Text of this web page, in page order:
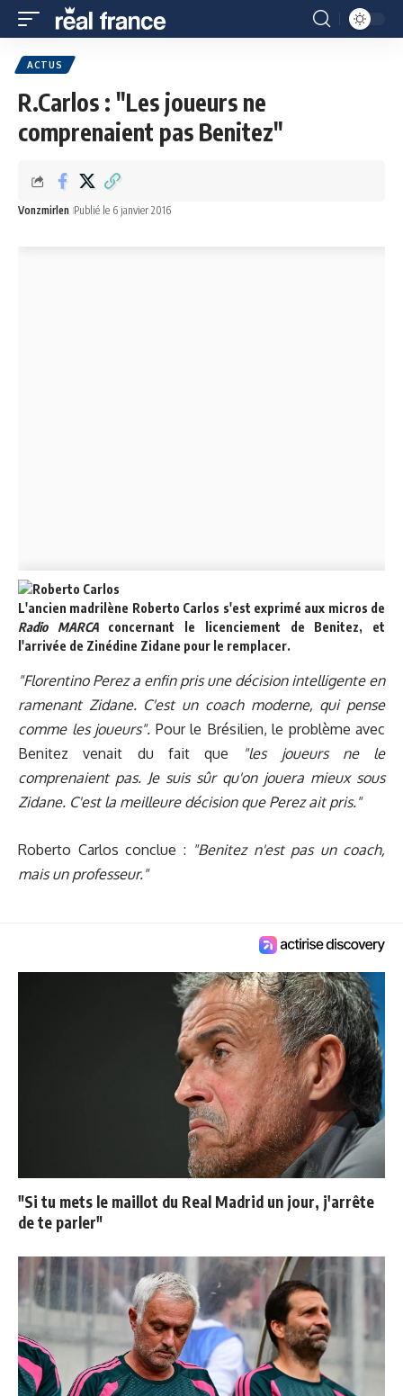
ACTUS
R.Carlos : "Les joueurs ne
comprenaient pas Benitez"
Vonzmirlen Publié le 6 janvier 2016
L'ancien madrilène Roberto Carlos s'est exprimé aux micros de
Radio MARCAconcernant le licenciement de Benitez, et
l'arrivée de Zinédine Zidane pour le remplacer.
"Florentino Perez a enfin pris une décision intelligente en
ramenant Zidane. C'est un coach moderne, qui pense
comme les joueurs". Pour le Brésilien, le problème avec
Benitez venait du fait que
"les joueurs ne le
comprenaient pas. Je suis sûr qu'on jouera mieux sous
Zidane. C'est la meilleure décision que Perez ait pris."
Roberto Carlos conclue : "Benitez n'est pas un coach,
mais un professeur."
"Si tu mets le maillot du Real Madrid un jour, j'arrête
de te parler"